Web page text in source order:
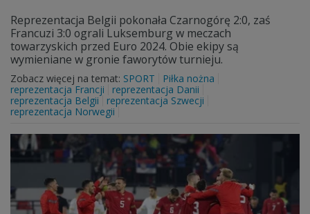
Reprezentacja Belgii pokonała Czarnogórę 2:0, zaś
Francuzi 3:0 ograli Luksemburg w meczach
towarzyskich przed Euro 2024. Obie ekipy są
wymieniane w gronie faworytów turnieju.
Zobacz więcej na temat: SPORT
Piłka nożna
reprezentacja Francji
reprezentacja Danii
reprezentacja Belgii
reprezentacja Szwecji
reprezentacja Norwegii